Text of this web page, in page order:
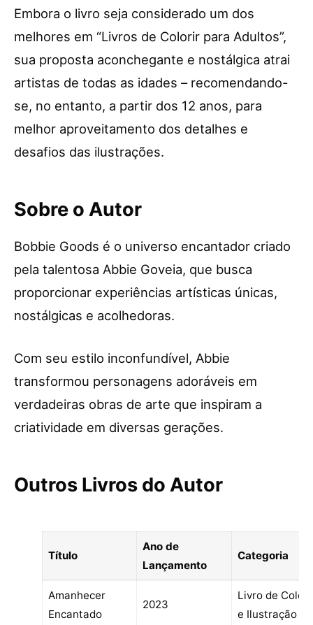
Embora o livro seja considerado um dos
melhores em “Livros de Colorir para Adultos”,
sua proposta aconchegante e nostálgica atrai
artistas de todas as idades – recomendando-
se, no entanto, a partir dos 12 anos, para
melhor aproveitamento dos detalhes e
desafios das ilustrações.
Sobre o Autor
Bobbie Goods é o universo encantador criado
pela talentosa Abbie Goveia, que busca
proporcionar experiências artísticas únicas,
nostálgicas e acolhedoras.
Com seu estilo inconfundível, Abbie
transformou personagens adoráveis em
verdadeiras obras de arte que inspiram a
criatividade em diversas gerações.
Outros Livros do Autor
Título
Ano de
Lançamento
Categoria
Amanhecer
Encantado
2023
Livro de
e Ilustração